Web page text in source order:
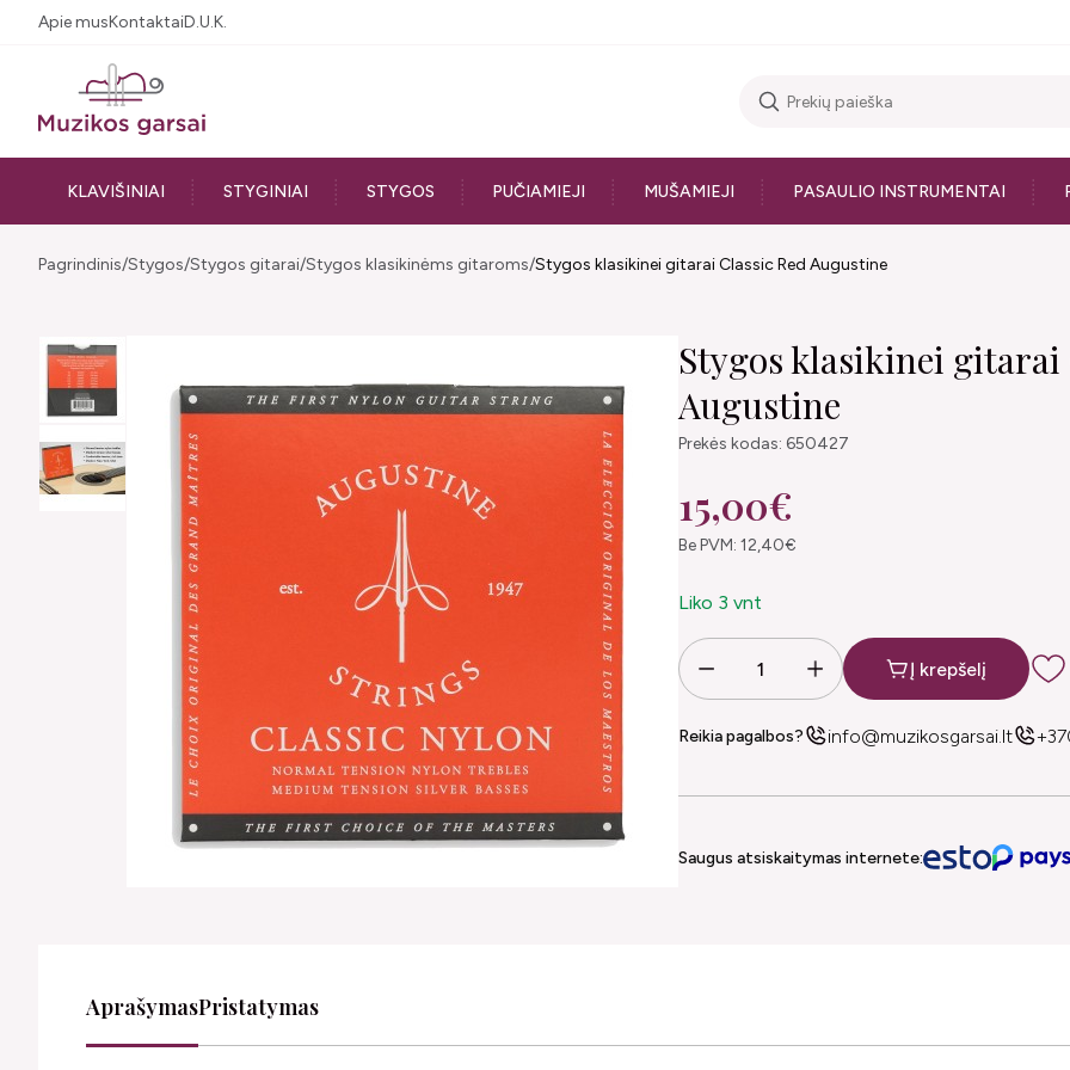
Apie musKontaktaiD.U.K.
KLAVIŠINIAI STYGINIAI STYGOS PUČIAMIEJI MUŠAMIEJI PASAULIO INSTRUMENTAI
Pagrindinis Stygos Stygos gitarai Stygos klasikinėms gitaroms Stygos klasikinei gitarai Classic Red Augustine
Stygos klasikinei gitarai
Augustine
Prekės kodas: 650427
15,00€
Be PVM: 12,40€
Liko 3 vnt
Į krepšelį
Reikia pagalbos? info@muzikosgarsai.lt
Saugus atsiskaitymas internete:
AprašymasPristatymas